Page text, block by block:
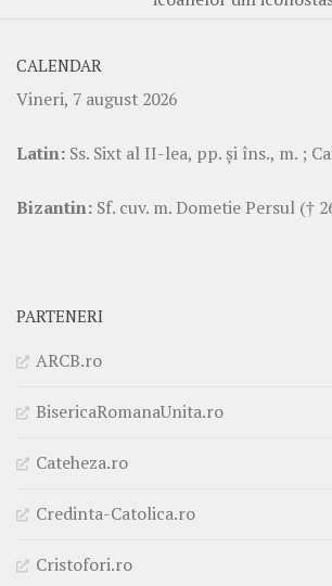
CALENDAR
Vineri, 7 august 2026
Latin: Ss. Sixt al II-lea, pp. şi îns., m. ;
Bizantin: Sf. cuv. m. Dometie Persul (†
PARTENERI
ARCB.ro
BisericaRomanaUnita.ro
Cateheza.ro
Credinta-Catolica.ro
Cristofori.ro